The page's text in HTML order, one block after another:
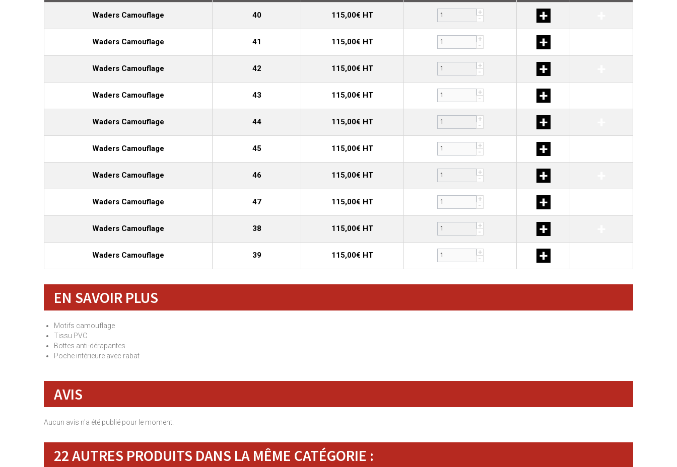
Waders Camouflage 40 115,00€ HT +
- +
Waders Camouflage 41 115,00€ HT +
- +
Waders Camouflage 42 115,00€ HT +
- +
Waders Camouflage 43 115,00€ HT +
- +
Waders Camouflage 44 115,00€ HT +
- +
Waders Camouflage 45 115,00€ HT +
- +
Waders Camouflage 46 115,00€ HT +
- +
Waders Camouflage 47 115,00€ HT +
- +
Waders Camouflage 38 115,00€ HT +
- +
Waders Camouflage 39 115,00€ HT +
- +
EN SAVOIR PLUS
Motifs camouflage
Tissu PVC
Bottes anti-dérapantes
Poche intérieure avec rabat
AVIS
Aucun avis n'a été publié pour le moment.
22 AUTRES PRODUITS DANS LA MÊME CATÉGORIE :